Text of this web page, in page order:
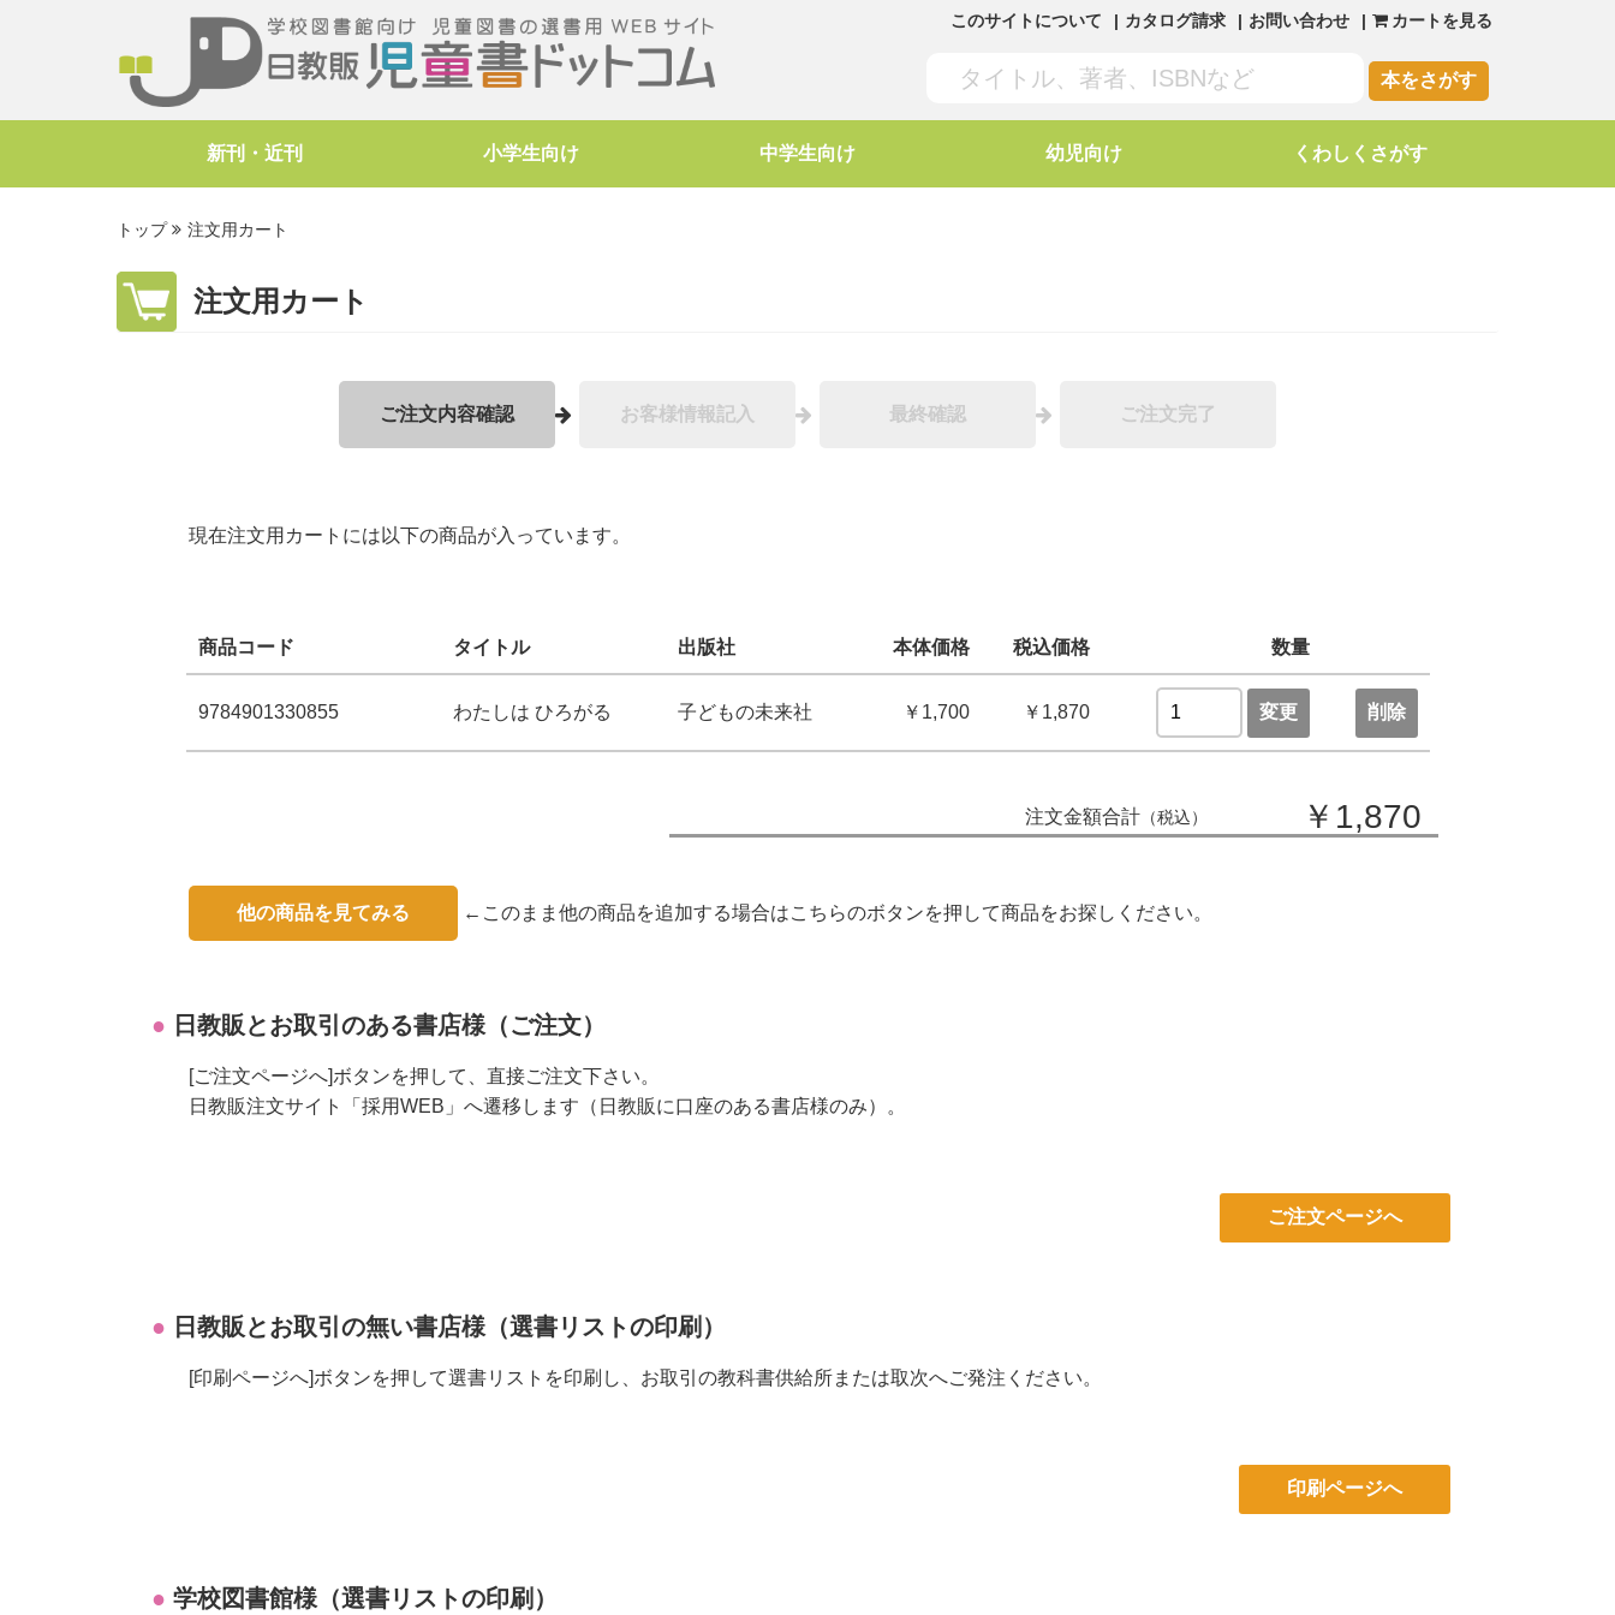
このサイトについて カタログ請求 お問い合わせ カートを見る
本をさがす
新刊・近刊 小学生向け 中学生向け 幼児向け くわしくさがす
トップ 注文用カート
注文用カート
ご注文内容確認 お客様情報記入 最終確認 ご注文完了
現在注文用カートには以下の商品が入っています。
商品コード タイトル 出版社 本体価格 税込価格 数量
9784901330855 わたしは ひろがる 子どもの未来社 ￥1,700 ￥1,870 変更 削除
注文金額合計 （税込） ￥1,870
他の商品を見てみる ←このまま他の商品を追加する場合はこちらのボタンを押して商品をお探しください。
日教販とお取引のある書店様（ご注文）
[ご注文ページへ]ボタンを押して、直接ご注文下さい。
日教販注文サイト「採用WEB」へ遷移します（日教販に口座のある書店様のみ）。
ご注文ページへ
日教販とお取引の無い書店様（選書リストの印刷）
[印刷ページへ]ボタンを押して選書リストを印刷し、お取引の教科書供給所または取次へご発注ください。
印刷ページへ
学校図書館様（選書リストの印刷）